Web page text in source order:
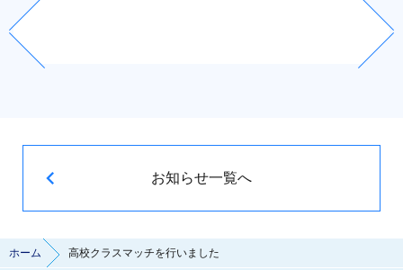
お知らせ一覧へ
ホーム 高校クラスマッチを行いました